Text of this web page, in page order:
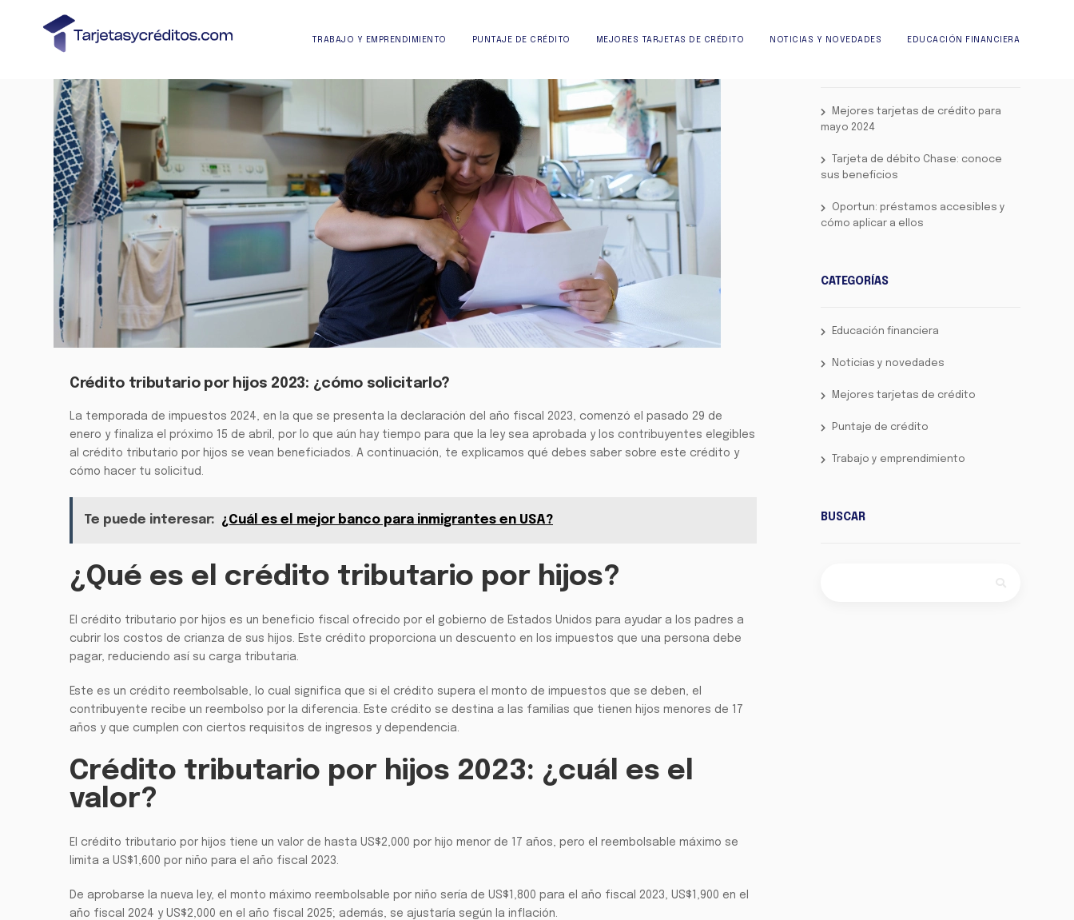
TRABAJO Y EMPRENDIMIENTO PUNTAJE DE CRÉDITO MEJORES TARJETAS DE CRÉDITO NOTICIAS Y NOVEDADES EDUCACIÓN FINANCIERA
Crédito tributario por hijos 2023: ¿cómo solicitarlo?
La temporada de impuestos 2024, en la que se presenta la declaración del año fiscal 2023, comenzó el pasado 29 de
enero y finaliza el próximo 15 de abril, por lo que aún hay tiempo para que la ley sea aprobada y los contribuyentes elegibles
al crédito tributario por hijos se vean beneficiados. A continuación, te explicamos qué debes saber sobre este crédito y
cómo hacer tu solicitud.
Te puede interesar: ¿Cuál es el mejor banco para inmigrantes en USA?
¿Qué es el crédito tributario por hijos?
El crédito tributario por hijos es un beneficio fiscal ofrecido por el gobierno de Estados Unidos para ayudar a los padres a
cubrir los costos de crianza de sus hijos. Este crédito proporciona un descuento en los impuestos que una persona debe
pagar, reduciendo así su carga tributaria.
Este es un crédito reembolsable, lo cual significa que si el crédito supera el monto de impuestos que se deben, el
contribuyente recibe un reembolso por la diferencia. Este crédito se destina a las familias que tienen hijos menores de 17
años y que cumplen con ciertos requisitos de ingresos y dependencia.
Crédito tributario por hijos 2023: ¿cuál es el
valor?
El crédito tributario por hijos tiene un valor de hasta US$2,000 por hijo menor de 17 años, pero el reembolsable máximo se
limita a US$1,600 por niño para el año fiscal 2023.
De aprobarse la nueva ley, el monto máximo reembolsable por niño sería de US$1,800 para el año fiscal 2023, US$1,900 en el
año fiscal 2024 y US$2,000 en el año fiscal 2025; además, se ajustaría según la inflación.
Mejores tarjetas de crédito para
mayo 2024
Tarjeta de débito Chase: conoce
sus beneficios
Oportun: préstamos accesibles y
cómo aplicar a ellos
CATEGORÍAS
Educación financiera
Noticias y novedades
Mejores tarjetas de crédito
Puntaje de crédito
Trabajo y emprendimiento
BUSCAR